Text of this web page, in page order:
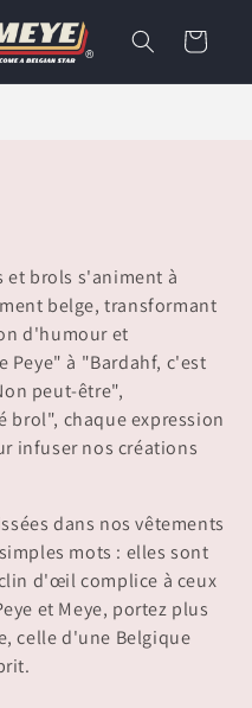
Panier
et brols s'animent à
belge, transformant
d'humour et
Peye" à "Bardahf, c'est
peut-être",
chaque expression
infuser nos créations
dans nos vêtements
mots : elles sont
d'œil complice à ceux
et Meye, portez plus
celle d'une Belgique